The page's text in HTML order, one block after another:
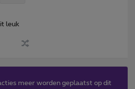
leuk
meer worden geplaatst op dit